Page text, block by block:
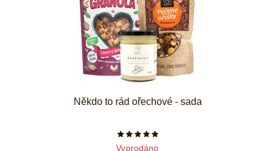
Někdo to rád ořechové - sada
Počet hvězdiček je 5 z 5
Vyprodáno